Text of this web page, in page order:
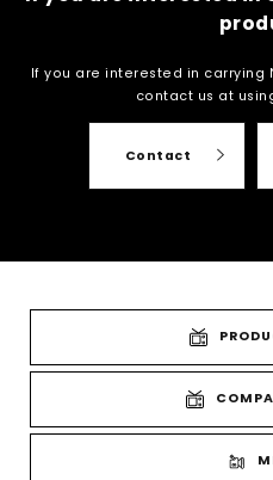
If you are interested in carrying
contact us at
Contact